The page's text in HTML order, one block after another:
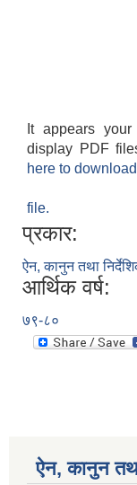
It appears
display PDF
here to
file.
प्रकार:
ऐन, कानुन तथा
आर्थिक वर्ष:
७९-८०
ऐन, कानुन